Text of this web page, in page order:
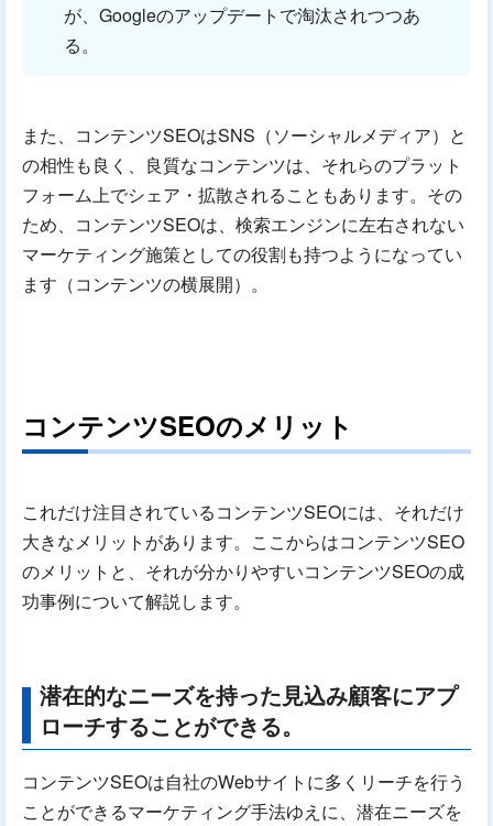
が、Googleのアップデートで淘汰されつつあ
る。
また、コンテンツSEOはSNS（ソーシャルメディア）と
の相性も良く、良質なコンテンツは、それらのプラット
フォーム上でシェア・拡散されることもあります。その
ため、コンテンツSEOは、検索エンジンに左右されない
マーケティング施策としての役割も持つようになってい
ます（コンテンツの横展開）。
コンテンツSEOのメリット
これだけ注目されているコンテンツSEOには、それだけ
大きなメリットがあります。ここからはコンテンツSEO
のメリットと、それが分かりやすいコンテンツSEOの成
功事例について解説します。
潜在的なニーズを持った見込み顧客にアプ
ローチすることができる。
コンテンツSEOは自社のWebサイトに多くリーチを行う
ことができるマーケティング手法ゆえに、潜在ニーズを